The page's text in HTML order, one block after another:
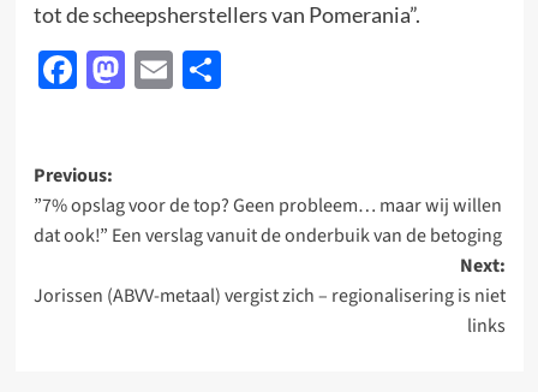
tot de scheepsherstellers van Pomerania”.
Facebook
Mastodon
EmailDelen
Post
navigation
Previous:
”7% opslag voor de top? Geen probleem… maar wij willen
dat ook!” Een verslag vanuit de onderbuik van de betoging
Next:
Jorissen (ABVV-metaal) vergist zich – regionalisering is niet
links